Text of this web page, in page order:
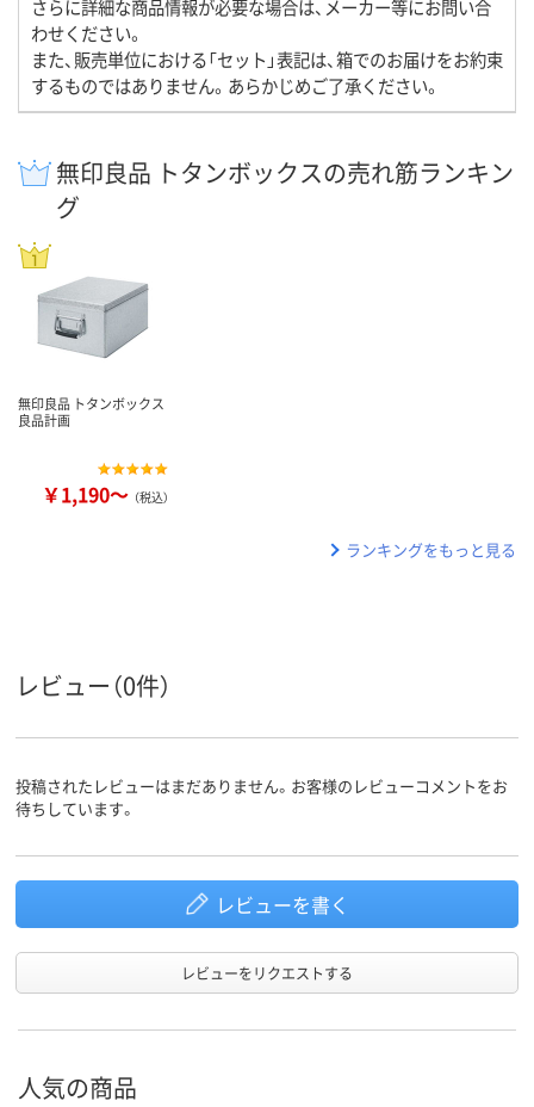
さらに詳細な商品情報が必要な場合は、メーカー等にお問い合
わせください。
また、販売単位における「セット」表記は、箱でのお届けをお約束
するものではありません。あらかじめご了承ください。
無印良品 トタンボックスの売れ筋ランキン
グ
無印良品 トタンボックス
良品計画
￥1,190～ （税込）
ランキングをもっと見る
レビュー（0件）
投稿されたレビューはまだありません。お客様のレビューコメントをお
待ちしています。
レビューを書く
レビューをリクエストする
人気の商品